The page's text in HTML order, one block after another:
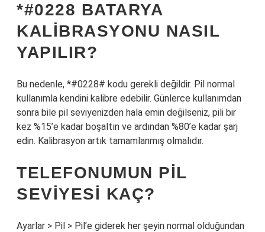
*#0228 BATARYA
KALIBRASYONU NASIL
YAPILIR?
Bu nedenle, *#0228# kodu gerekli değildir. Pil normal
kullanımla kendini kalibre edebilir. Günlerce kullanımdan
sonra bile pil seviyenizden hala emin değilseniz, pili bir
kez %15’e kadar boşaltın ve ardından %80’e kadar şarj
edin. Kalibrasyon artık tamamlanmış olmalıdır.
TELEFONUMUN PIL
SEVIYESI KAÇ?
Ayarlar > Pil > Pil’e giderek her şeyin normal olduğundan